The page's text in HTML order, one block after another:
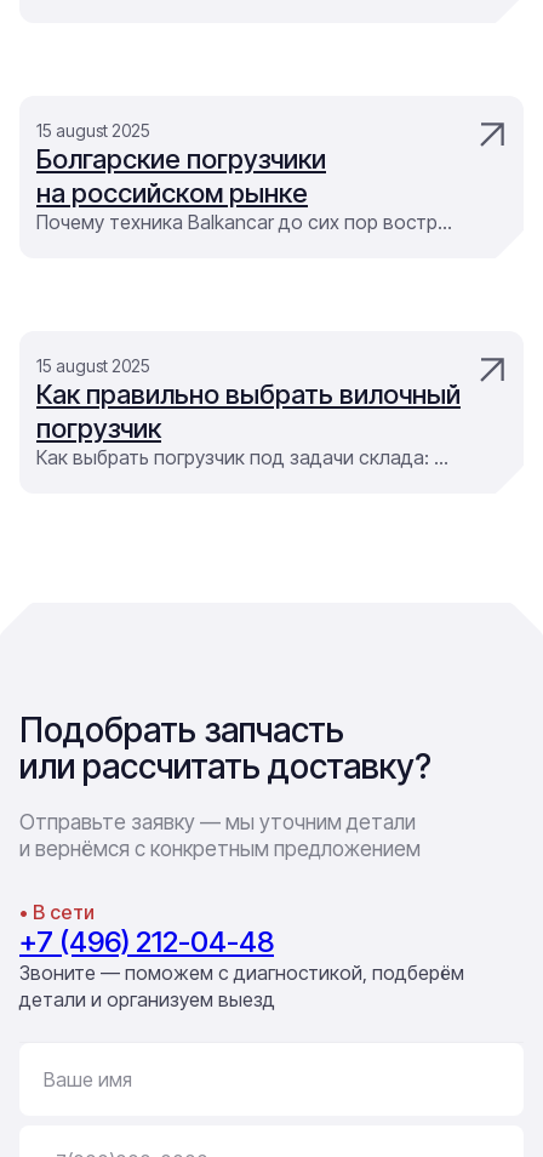
15 august 2025
Болгарские погрузчики
на российском рынке
Почему техника Balkancar до сих пор востребована: адаптация под российские условия, доступные запчасти и простота в обслуживании
15 august 2025
Как правильно выбрать вилочный
погрузчик
Как выбрать погрузчик под задачи склада: цена, тип груза, условия работы и срок службы в моточасах
Подобрать запчасть
или рассчитать доставку?
Отправьте заявку — мы уточним детали
и вернёмся с конкретным предложением
• В сети
+7 (496) 212-04-48
Звоните — поможем с диагностикой, подберём
детали и организуем выезд